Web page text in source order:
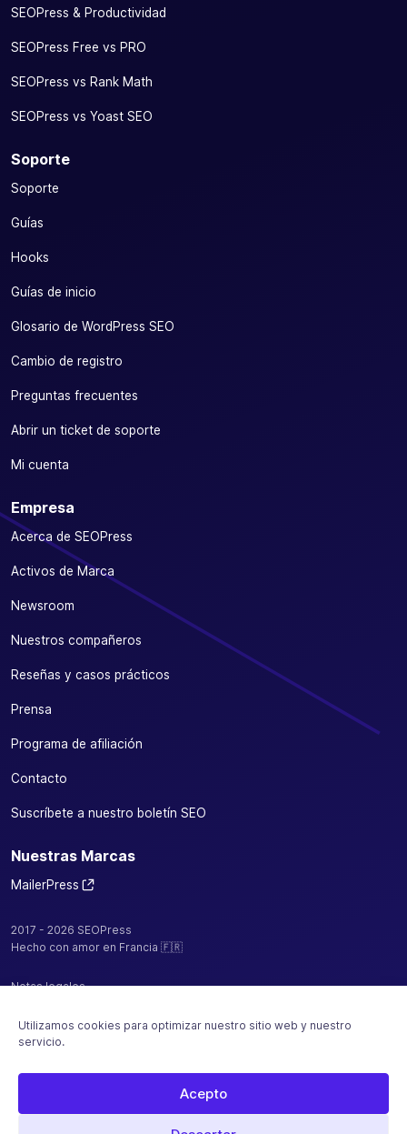
Utilizamos cookies para optimizar nuestro sitio web y nuestro
servicio.
Acepto
SEOPress & Productividad
SEOPress Free vs PRO
SEOPress vs Rank Math
SEOPress vs Yoast SEO
Soporte
Soporte
Guías
Hooks
Guías de inicio
Glosario de WordPress SEO
Cambio de registro
Preguntas frecuentes
Abrir un ticket de soporte
Mi cuenta
Empresa
Acerca de SEOPress
Activos de Marca
Newsroom
Nuestros compañeros
Reseñas y casos prácticos
Prensa
Programa de afiliación
Contacto
Suscríbete a nuestro boletín SEO
Nuestras Marcas
MailerPress
2017 - 2026 SEOPress
Hecho con amor en Francia 🇫🇷
Notas legales
CGV